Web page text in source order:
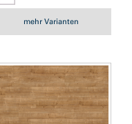
mehr Varianten